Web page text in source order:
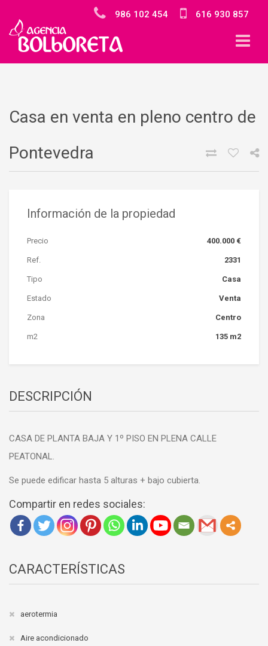
616 930 857
986 102 454
Casa en venta en pleno centro de
Pontevedra
Información de la propiedad
Precio 400.000 €
Ref. 2331
Tipo Casa
Estado Venta
Zona Centro
m2 135 m2
DESCRIPCIÓN
CASA DE PLANTA BAJA Y 1º PISO EN PLENA CALLE
PEATONAL.
Se puede edificar hasta 5 alturas + bajo cubierta.
Compartir en redes sociales:
CARACTERÍSTICAS
aerotermia
Aire acondicionado